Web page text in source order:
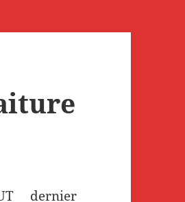
dernier